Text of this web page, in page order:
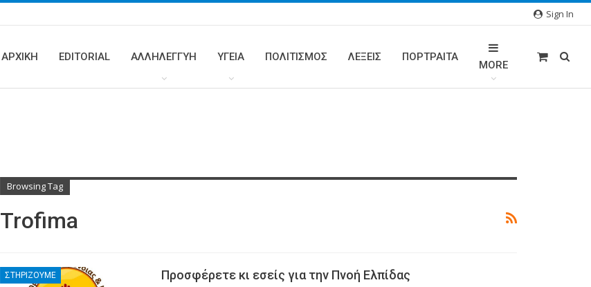
Sign In
ΑΡΧΙΚΗ EDITORIAL ΑΛΛΗΛΕΓΓΥΗ ΥΓΕΊΑ ΠΟΛΙΤΙΣΜΟΣ ΛΕΞΕΙΣ ΠΟΡΤΡΑΊΤΑ
MORE
Browsing Tag
Trofima
ΣΤΗΡΊΖΟΥΜΕ Προσφέρετε κι εσείς για την Πνοή Ελπίδας